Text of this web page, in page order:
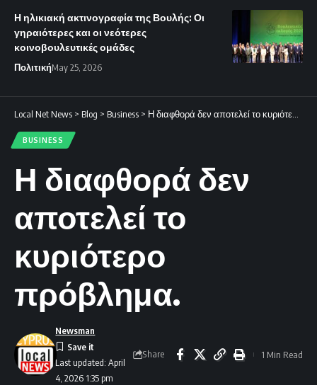
Η ηλικιακή ακτινογραφία της Βουλής: Οι
γηραιότερες και οι νεότερες
κοινοβουλευτικές ομάδες
ΠολιτικήMay 25, 2026
Local Net News > Blog > Business > Η διαφθορά δεν αποτελεί το κυριότερο πρόβλημα.
BUSINESS
Η διαφθορά δεν
αποτελεί το
κυριότερο
πρόβλημα.
Last updated: April
4, 2026 1:35 pm
Newsman
Share 1 Min Read